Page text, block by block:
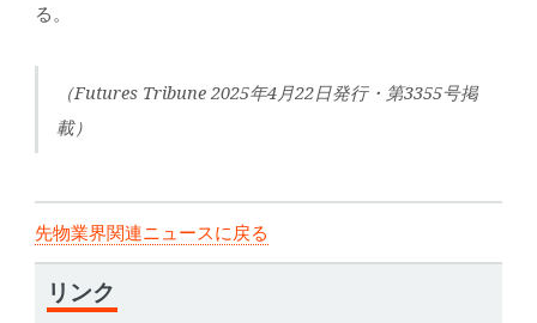
る。
（Futures Tribune 2025年4月22日発行・第3355号掲
載）
先物業界関連ニュースに戻る
リンク